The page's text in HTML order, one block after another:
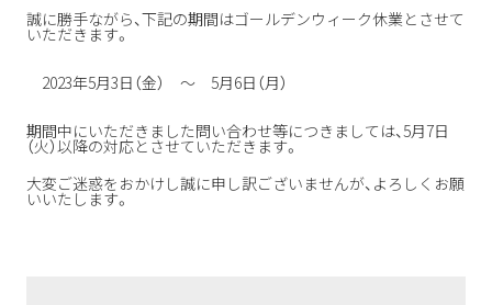
誠に勝手ながら、下記の期間はゴールデンウィーク休業とさせて
いただきます。
2023年5月3日（金） ～ 5月6日（月）
期間中にいただきました問い合わせ等につきましては、5月7日
（火）以降の対応とさせていただきます。
大変ご迷惑をおかけし誠に申し訳ございませんが、よろしくお願
いいたします。